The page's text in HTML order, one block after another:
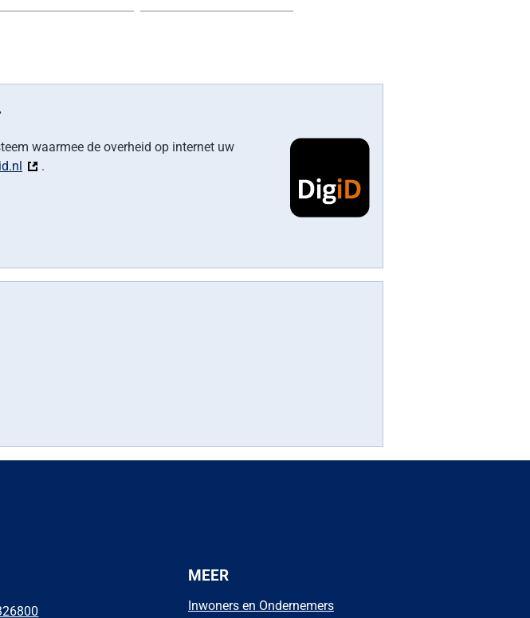
waarmee de overheid op internet uw
(Deze link gaat naar een externe website)
.
MEER
Inwoners en Ondernemers